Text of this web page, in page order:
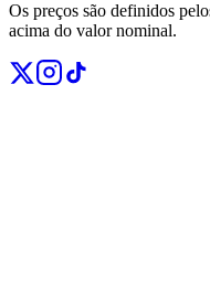
Os preços são definidos
acima do valor nominal.